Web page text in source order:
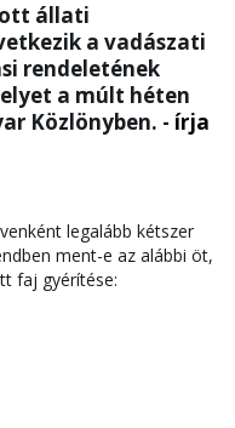
állati
a vadászati
rendeletének
a múlt héten
Közlönyben. - írja
legalább kétszer
ment-e az alábbi öt,
faj gyérítése: